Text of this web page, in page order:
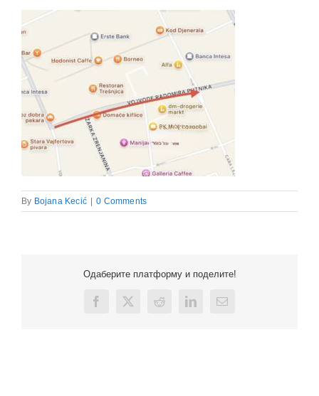
By Bojana Kecić 0 Comments
Одаберите платформу и поделите!
Facebook
X Reddit LinkedInEmail